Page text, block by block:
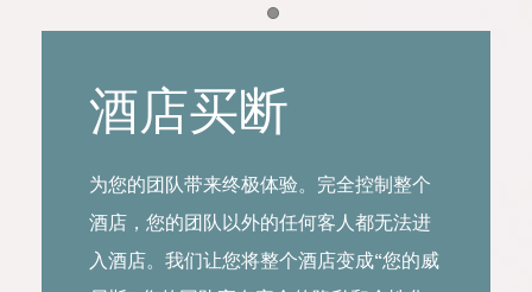
Item 1
酒店买断
为您的团队带来终极体验。完全控制整个
酒店，您的团队以外的任何客人都无法进
入酒店。我们让您将整个酒店变成“您的威